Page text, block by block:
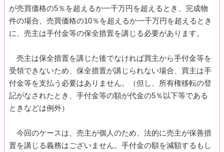
が売買価格の5％を超えるか一千万円を超えるとき、完成物
件の場合、売買価格の10％を超えるか一千万円を超えるとき
に、売主は手付金等の保全措置を講じる必要があります。
売主は保全措置を講じた後でなければ買主から手付金等を
受領できないため、保全措置が講じられない場合、買主は手
付金等を支払う必要はありません。（但し、所有権移転の登
記がなされたとき、手付金等の額が代金の5％以下等である
ときなどは例外）
今回のケースは、売主が個人のため、法的に売主が保善措
置を講じる義務はございません。手付金の額を減額するもし